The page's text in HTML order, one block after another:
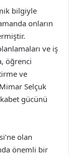
bilgiyle
onların
ve iş
öğrenci
ve
Selçuk
gücünü
olan
önemli bir